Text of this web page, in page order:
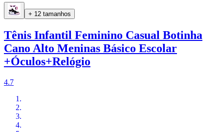
+ 12 tamanhos
Tênis Infantil Feminino Casual Botinha
Cano Alto Meninas Básico Escolar
+Óculos+Relógio
4.7